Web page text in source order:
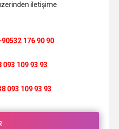
iletişime
176 90 90
093 109 93 93
093 109 93 93